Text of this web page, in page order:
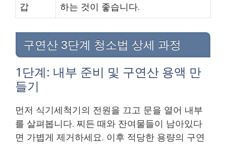
갑
하는 것이 좋습니다.
구연산 3단계 청소법 상세 과정
1단계: 내부 준비 및 구연산 용액 만
들기
먼저 식기세척기의 전원을 끄고 문을 열어 내부
를 살펴봅니다. 찌든 때와 잔여물들이 남아있다
면 가볍게 제거하세요. 이후 적당한 용량의 구연